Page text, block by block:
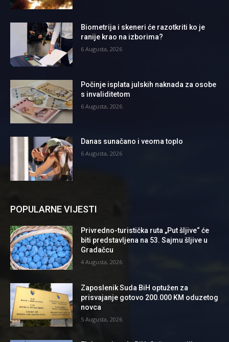
Biometrija i skeneri će razotkriti ko je
ranije krao na izborima?
6 Augusta, 2026
Počinje isplata julskih naknada za osobe
s invaliditetom
6 Augusta, 2026
Danas sunačano i veoma toplo
6 Augusta, 2026
POPULARNE VIJESTI
Privredno-turistička ruta „Put šljive“ će
biti predstavljena na 53. Sajmu šljive u
Gradačcu
4 Augusta, 2026
Zaposlenik Suda BiH optužen za
prisvajanje gotovo 200.000 KM oduzetog
novca
5 Augusta, 2026